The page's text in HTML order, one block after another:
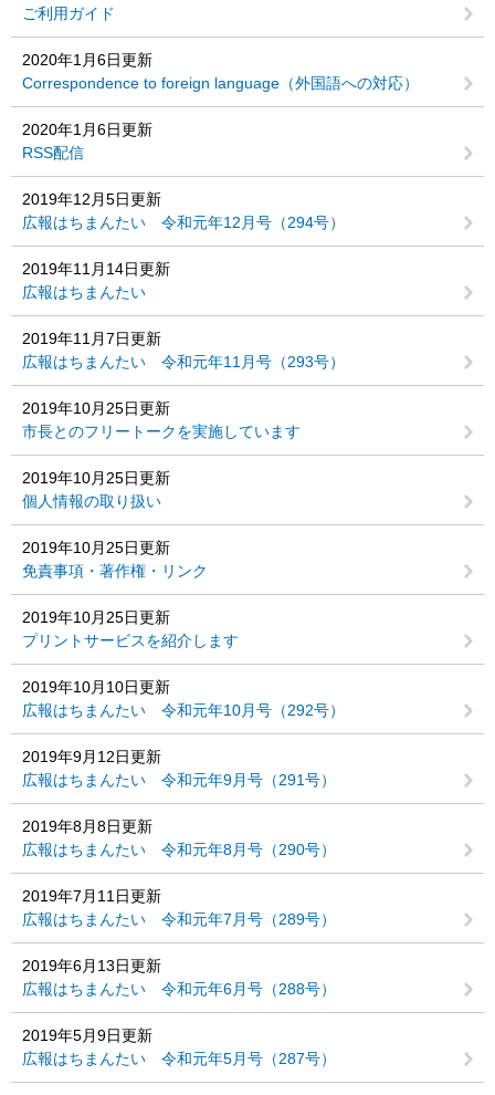
ご利用ガイド
2020年1月6日更新
Correspondence to foreign language（外国語への対応）
2020年1月6日更新
RSS配信
2019年12月5日更新
広報はちまんたい 令和元年12月号（294号）
2019年11月14日更新
広報はちまんたい
2019年11月7日更新
広報はちまんたい 令和元年11月号（293号）
2019年10月25日更新
市長とのフリートークを実施しています
2019年10月25日更新
個人情報の取り扱い
2019年10月25日更新
免責事項・著作権・リンク
2019年10月25日更新
プリントサービスを紹介します
2019年10月10日更新
広報はちまんたい 令和元年10月号（292号）
2019年9月12日更新
広報はちまんたい 令和元年9月号（291号）
2019年8月8日更新
広報はちまんたい 令和元年8月号（290号）
2019年7月11日更新
広報はちまんたい 令和元年7月号（289号）
2019年6月13日更新
広報はちまんたい 令和元年6月号（288号）
2019年5月9日更新
広報はちまんたい 令和元年5月号（287号）